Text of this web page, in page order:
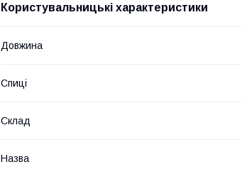
Користувальницькі характеристики
Довжина
Спиці
Склад
Назва